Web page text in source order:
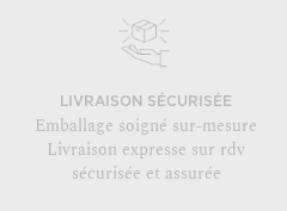
LIVRAISON SÉCURISÉE
Emballage soigné sur-mesure
Livraison expresse sur rdv
sécurisée et assurée